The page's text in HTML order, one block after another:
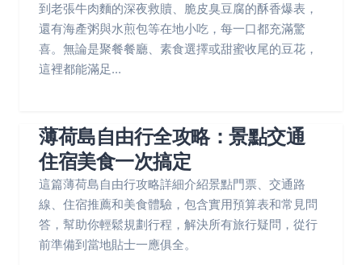
到老張牛肉麵的深夜救贖、脆皮臭豆腐的酥香爆表，
還有海產粥與水煎包等在地小吃，每一口都充滿驚
喜。無論是聚餐餐廳、素食選擇或甜蜜收尾的豆花，
這裡都能滿足...
薄荷島自由行全攻略：景點交通
住宿美食一次搞定
這篇薄荷島自由行攻略詳細介紹景點門票、交通路
線、住宿推薦和美食體驗，包含實用預算表和常見問
答，幫助你輕鬆規劃行程，解決所有旅行疑問，從行
前準備到當地貼士一應俱全。